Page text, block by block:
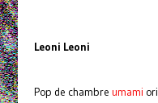
Leoni Leoni
Pop de chambre umami